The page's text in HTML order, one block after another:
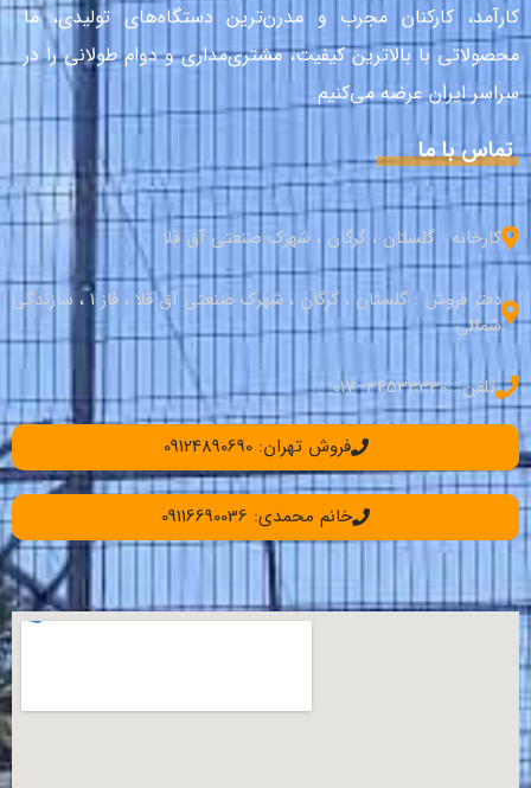
کارآمد، کارکنان مجرب و مدرن‌ترین دستگاه‌های تولیدی، ما
محصولاتی با بالاترین کیفیت، مشتری‌مداری و دوام طولانی را در
سراسر ایران عرضه می‌کنیم.
تماس با ما
کارخانه : گلستان ، گرگان ، شهرک صنعتی آق قلا
دفتر فروش : گلستان ، گرگان ، شهرک صنعتی آق قلا ، فاز 1 ، سازندگی
شمالی
تلفن : 34533330–017
فروش تهران: 09124890690
خانم محمدی: 09116690036